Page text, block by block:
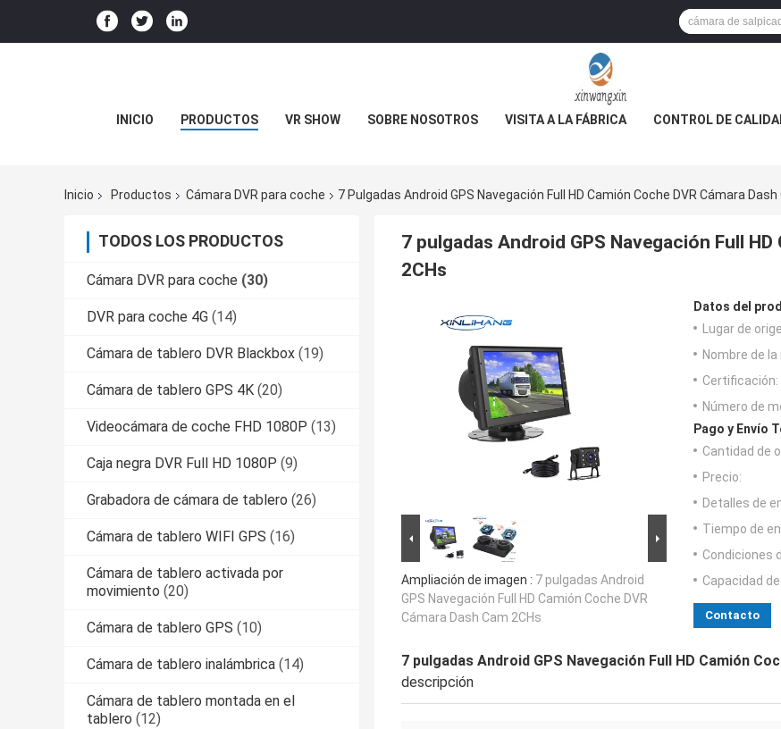
INICIO PRODUCTOS VR SHOW SOBRE NOSOTROS VISITA A LA FÁBRICA CONTROL DE
Inicio Productos Cámara DVR para coche 7 Pulgadas Android GPS Navegación Full HD Camión Coche DVR Cámara Dash
TODOS LOS PRODUCTOS
Cámara DVR para coche (30)
DVR para coche 4G (14)
Cámara de tablero DVR Blackbox (19)
Cámara de tablero GPS 4K (20)
Videocámara de coche FHD 1080P (13)
Caja negra DVR Full HD 1080P (9)
Grabadora de cámara de tablero (26)
Cámara de tablero WIFI GPS (16)
Cámara de tablero activada por
movimiento (20)
Cámara de tablero GPS (10)
Cámara de tablero inalámbrica (14)
Cámara de tablero montada en el
tablero (12)
7 pulgadas Android GPS Navegación Full HD
2CHs
Ampliación de imagen : 7 pulgadas Android
GPS Navegación Full HD Camión Coche DVR
Cámara Dash Cam 2CHs
Datos del
Lugar de
Nombre de
Certificación:
Número de
Pago y Envío
Cantidad de
Precio:
Detalles de
Tiempo de
Condiciones
Capacidad
Contacto
7 pulgadas Android GPS Navegación Full HD Camión
descripción